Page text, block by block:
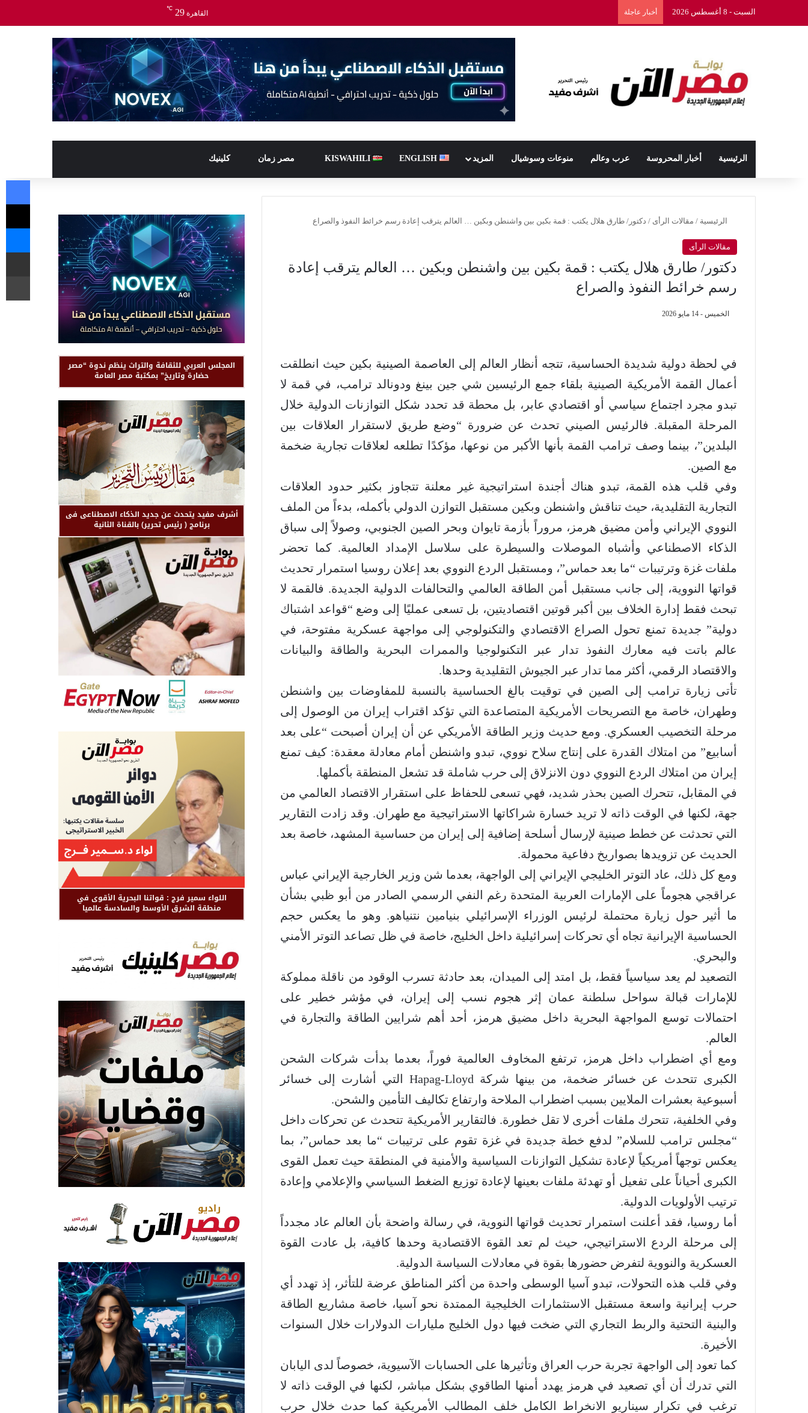
السبت - 8 أغسطس 2026 أخبار عاجلة القاهرة 29
℃
الرئيسية أخبار المحروسة عرب وعالم منوعات وسوشيال المزيد ENGLISH
KISWAHILI مصر زمان كلينيك
الرئيسية / مقالات الرأى / دكتور/ طارق هلال يكتب : قمة بكين بين واشنطن وبكين … العالم يترقب إعادة رسم خرائط النفوذ والصراع
مقالات الرأى
دكتور/ طارق هلال يكتب : قمة بكين بين واشنطن وبكين … العالم يترقب إعادة
رسم خرائط النفوذ والصراع
الخميس - 14 مايو 2026
في لحظة دولية شديدة الحساسية، تتجه أنظار العالم إلى العاصمة الصينية بكين حيث انطلقت
أعمال القمة الأمريكية الصينية بلقاء جمع الرئيسين شي جين بينغ ودونالد ترامب، في قمة لا
تبدو مجرد اجتماع سياسي أو اقتصادي عابر، بل محطة قد تحدد شكل التوازنات الدولية خلال
المرحلة المقبلة. فالرئيس الصيني تحدث عن ضرورة “وضع طريق لاستقرار العلاقات بين
البلدين”، بينما وصف ترامب القمة بأنها الأكبر من نوعها، مؤكدًا تطلعه لعلاقات تجارية ضخمة
مع الصين.
وفي قلب هذه القمة، تبدو هناك أجندة استراتيجية غير معلنة تتجاوز بكثير حدود العلاقات
التجارية التقليدية، حيث تناقش واشنطن وبكين مستقبل التوازن الدولي بأكمله، بدءاً من الملف
النووي الإيراني وأمن مضيق هرمز، مروراً بأزمة تايوان وبحر الصين الجنوبي، وصولاً إلى سباق
الذكاء الاصطناعي وأشباه الموصلات والسيطرة على سلاسل الإمداد العالمية. كما تحضر
ملفات غزة وترتيبات “ما بعد حماس”، ومستقبل الردع النووي بعد إعلان روسيا استمرار تحديث
قواتها النووية، إلى جانب مستقبل أمن الطاقة العالمي والتحالفات الدولية الجديدة. فالقمة لا
تبحث فقط إدارة الخلاف بين أكبر قوتين اقتصاديتين، بل تسعى عمليًا إلى وضع “قواعد اشتباك
دولية” جديدة تمنع تحول الصراع الاقتصادي والتكنولوجي إلى مواجهة عسكرية مفتوحة، في
عالم باتت فيه معارك النفوذ تدار عبر التكنولوجيا والممرات البحرية والطاقة والبيانات
والاقتصاد الرقمي، أكثر مما تدار عبر الجيوش التقليدية وحدها.
تأتى زيارة ترامب إلى الصين في توقيت بالغ الحساسية بالنسبة للمفاوضات بين واشنطن
وطهران، خاصة مع التصريحات الأمريكية المتصاعدة التي تؤكد اقتراب إيران من الوصول إلى
مرحلة التخصيب العسكري. ومع حديث وزير الطاقة الأمريكي عن أن إيران أصبحت “على بعد
أسابيع” من امتلاك القدرة على إنتاج سلاح نووي، تبدو واشنطن أمام معادلة معقدة: كيف تمنع
إيران من امتلاك الردع النووي دون الانزلاق إلى حرب شاملة قد تشعل المنطقة بأكملها.
في المقابل، تتحرك الصين بحذر شديد، فهي تسعى للحفاظ على استقرار الاقتصاد العالمي من
جهة، لكنها في الوقت ذاته لا تريد خسارة شراكاتها الاستراتيجية مع طهران. وقد زادت التقارير
التي تحدثت عن خطط صينية لإرسال أسلحة إضافية إلى إيران من حساسية المشهد، خاصة بعد
الحديث عن تزويدها بصواريخ دفاعية محمولة.
ومع كل ذلك، عاد التوتر الخليجي الإيراني إلى الواجهة، بعدما شن وزير الخارجية الإيراني عباس
عراقجي هجوماً على الإمارات العربية المتحدة رغم النفي الرسمي الصادر من أبو ظبي بشأن
ما أثير حول زيارة محتملة لرئيس الوزراء الإسرائيلي بنيامين نتنياهو. وهو ما يعكس حجم
الحساسية الإيرانية تجاه أي تحركات إسرائيلية داخل الخليج، خاصة في ظل تصاعد التوتر الأمني
والبحري.
التصعيد لم يعد سياسياً فقط، بل امتد إلى الميدان، بعد حادثة تسرب الوقود من ناقلة مملوكة
للإمارات قبالة سواحل سلطنة عمان إثر هجوم نسب إلى إيران، في مؤشر خطير على
احتمالات توسع المواجهة البحرية داخل مضيق هرمز، أحد أهم شرايين الطاقة والتجارة في
العالم.
ومع أي اضطراب داخل هرمز، ترتفع المخاوف العالمية فوراً، بعدما بدأت شركات الشحن
الكبرى تتحدث عن خسائر ضخمة، من بينها شركة Hapag-Lloyd التي أشارت إلى خسائر
أسبوعية بعشرات الملايين بسبب اضطراب الملاحة وارتفاع تكاليف التأمين والشحن.
وفي الخلفية، تتحرك ملفات أخرى لا تقل خطورة. فالتقارير الأمريكية تتحدث عن تحركات داخل
“مجلس ترامب للسلام” لدفع خطة جديدة في غزة تقوم على ترتيبات “ما بعد حماس”، بما
يعكس توجهاً أمريكياً لإعادة تشكيل التوازنات السياسية والأمنية في المنطقة حيث تعمل القوى
الكبرى أحياناً على تفعيل أو تهدئة ملفات بعينها لإعادة توزيع الضغط السياسي والإعلامي وإعادة
ترتيب الأولويات الدولية.
أما روسيا، فقد أعلنت استمرار تحديث قواتها النووية، في رسالة واضحة بأن العالم عاد مجدداً
إلى مرحلة الردع الاستراتيجي، حيث لم تعد القوة الاقتصادية وحدها كافية، بل عادت القوة
العسكرية والنووية لتفرض حضورها بقوة في معادلات السياسة الدولية.
وفي قلب هذه التحولات، تبدو آسيا الوسطى واحدة من أكثر المناطق عرضة للتأثر، إذ تهدد أي
حرب إيرانية واسعة مستقبل الاستثمارات الخليجية الممتدة نحو آسيا، خاصة مشاريع الطاقة
والبنية التحتية والربط التجاري التي ضخت فيها دول الخليج مليارات الدولارات خلال السنوات
الأخيرة.
كما تعود إلى الواجهة تجربة حرب العراق وتأثيرها على الحسابات الآسيوية، خصوصاً لدى اليابان
التي تدرك أن أي تصعيد في هرمز يهدد أمنها الطاقوي بشكل مباشر، لكنها في الوقت ذاته لا
ترغب في تكرار سيناريو الانخراط الكامل خلف المطالب الأمريكية كما حدث خلال حرب
المجلس العربي للثقافة والتراث ينظم ندوة “مصر
حضارة وتاريخ” بمكتبة مصر العامة
أشرف مفيد يتحدث عن جديد الذكاء الاصطناعى فى
برنامج ( رئيس تحرير) بالقناة الثانية
اللواء سمير فرج : قواتنا البحرية الأقوى في
منطقة الشرق الأوسط والسادسة عالميا